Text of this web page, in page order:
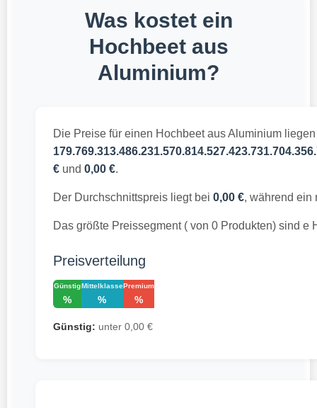
Was kostet ein
Hochbeet aus
Aluminium?
Die Preise für einen Hochbeet aus Aluminium
€und 0,00 €.
Der Durchschnittspreis liegt bei 0,00 €, während ein
Das größte Preissegment ( von 0 Produkten) sind e
Preisverteilung
Günstig
%
Mittelklasse
%
Premium
%
Günstig: unter 0,00 €